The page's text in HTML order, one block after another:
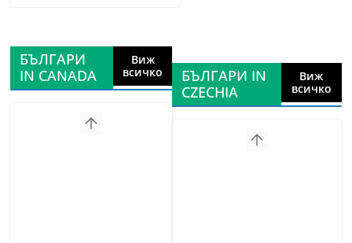
БЪЛГАРИ
IN CANADA
Виж
всичко
БЪЛГАРИ IN
CZECHIA
Виж
всичко